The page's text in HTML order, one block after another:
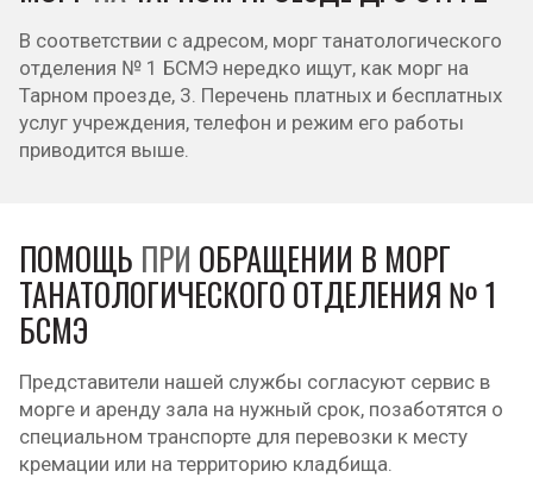
В соответствии с адресом, морг танатологического
отделения № 1 БСМЭ нередко ищут, как морг на
Тарном проезде, 3. Перечень платных и бесплатных
услуг учреждения, телефон и режим его работы
приводится выше.
ПОМОЩЬ ПРИ ОБРАЩЕНИИ В МОРГ
ТАНАТОЛОГИЧЕСКОГО ОТДЕЛЕНИЯ № 1
БСМЭ
Представители нашей службы согласуют сервис в
морге и аренду зала на нужный срок, позаботятся о
специальном транспорте для перевозки к месту
кремации или на территорию кладбища.